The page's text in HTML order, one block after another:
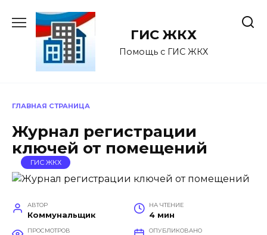
содержанию
ГИС ЖКХ
Помощь с ГИС ЖКХ
ГЛАВНАЯ СТРАНИЦА
Журнал регистрации
ключей от помещений
ГИС ЖКХ
АВТОР
Коммунальщик
НА ЧТЕНИЕ
4 мин
ПРОСМОТРОВ ОПУБЛИКОВАНО